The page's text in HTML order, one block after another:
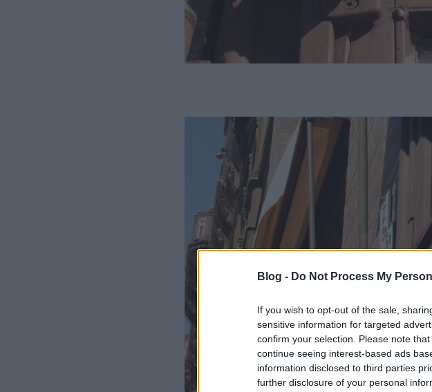
Blog - Do Not Process My
If you wish to opt-out of the sale,
sensitive information for targeted
confirm your selection. Please note
continue seeing interest-based ads
information disclosed to third parties
further disclosure of your personal